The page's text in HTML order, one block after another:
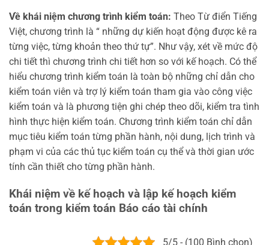
Về khái niệm chương trình kiểm toán: Theo Từ điển Tiếng
Việt, chương trình là “ những dự kiến hoạt động được kê ra
từng việc, từng khoản theo thứ tự”. Như vậy, xét về mức độ
chi tiết thì chương trình chi tiết hơn so với kế hoạch. Có thể
hiểu chương trình kiểm toán là toàn bộ những chỉ dẫn cho
kiểm toán viên và trợ lý kiểm toán tham gia vào công việc
kiểm toán và là phương tiện ghi chép theo dõi, kiểm tra tình
hình thực hiện kiểm toán. Chương trình kiểm toán chỉ dẫn
mục tiêu kiểm toán từng phần hành, nội dung, lịch trình và
phạm vi của các thủ tục kiểm toán cụ thể và thời gian ước
tính cần thiết cho từng phần hành.
Khái niệm về kế hoạch và lập kế hoạch kiểm
toán trong kiểm toán Báo cáo tài chính
5/5 - (100 Bình chọn)